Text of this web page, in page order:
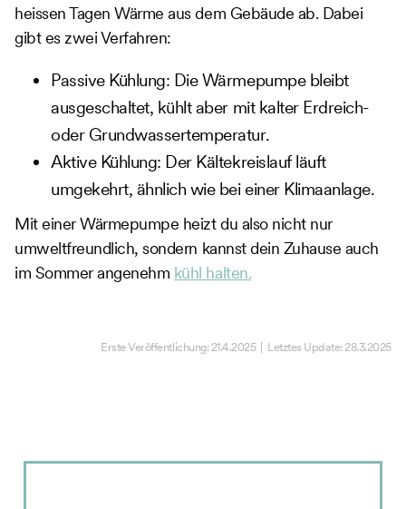
heissen Tagen Wärme aus dem Gebäude ab. Dabei
gibt es zwei Verfahren:
Passive Kühlung: Die Wärmepumpe bleibt
ausgeschaltet, kühlt aber mit kalter Erdreich-
oder Grundwassertemperatur.
Aktive Kühlung: Der Kältekreislauf läuft
umgekehrt, ähnlich wie bei einer Klimaanlage.
Mit einer Wärmepumpe heizt du also nicht nur
umweltfreundlich, sondern kannst dein Zuhause auch
im Sommer angenehm kühl halten.
Erste Veröffentlichung:21.4.2025| Letztes Update:28.3.2025